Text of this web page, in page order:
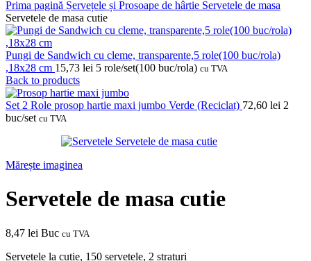
Prima pagină Șervețele și Prosoape de hârtie Servetele de masa
Servetele de masa cutie
Pungi de Sandwich cu cleme, transparente,5 role(100 buc/rola)
,18x28 cm 15,73 lei 5 role/set(100 buc/rola) cu TVA
Back to products
Set 2 Role prosop hartie maxi jumbo Verde (Reciclat) 72,60 lei 2
buc/set cu TVA
Mărește imaginea
Servetele de masa cutie
8,47 lei Buc cu TVA
Servetele la cutie, 150 servetele, 2 straturi